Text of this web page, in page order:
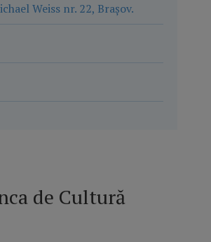
Weiss nr. 22, Brașov.
de Cultură